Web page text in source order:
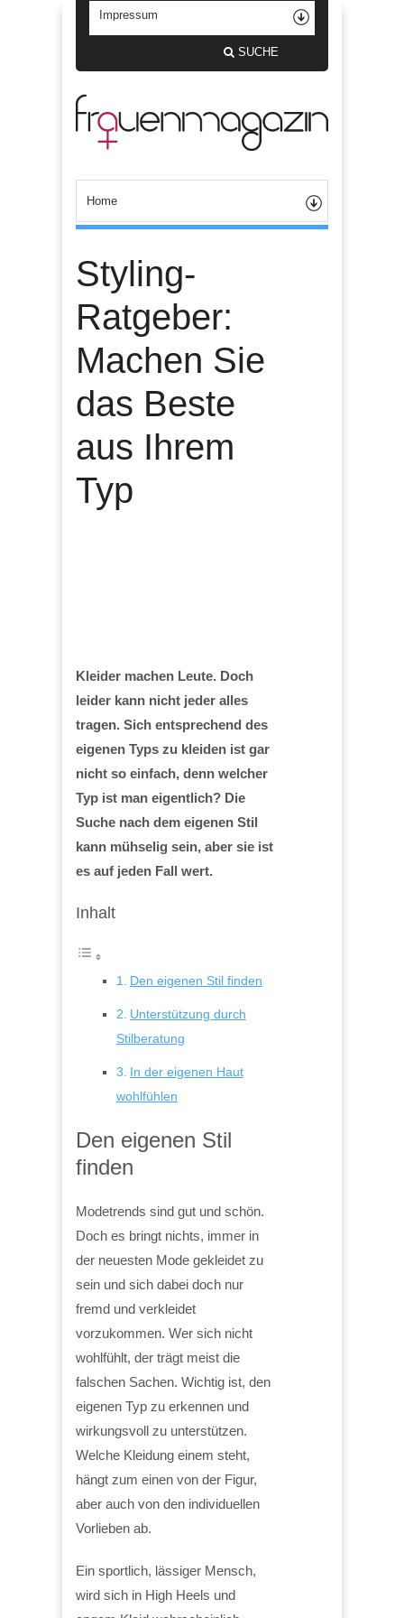
SUCHE
Styling-
Ratgeber:
Machen Sie
das Beste
aus Ihrem
Typ
Kleider machen Leute. Doch
leider kann nicht jeder alles
tragen. Sich entsprechend des
eigenen Typs zu kleiden ist gar
nicht so einfach, denn welcher
Typ ist man eigentlich? Die
Suche nach dem eigenen Stil
kann mühselig sein, aber sie ist
es auf jeden Fall wert.
Inhalt
Den eigenen Stil finden
Unterstützung durch
Stilberatung
In der eigenen Haut
wohlfühlen
Den eigenen Stil
finden
Modetrends sind gut und schön.
Doch es bringt nichts, immer in
der neuesten Mode gekleidet zu
sein und sich dabei doch nur
fremd und verkleidet
vorzukommen. Wer sich nicht
wohlfühlt, der trägt meist die
falschen Sachen. Wichtig ist, den
eigenen Typ zu erkennen und
wirkungsvoll zu unterstützen.
Welche Kleidung einem steht,
hängt zum einen von der Figur,
aber auch von den individuellen
Vorlieben ab.
Ein sportlich, lässiger Mensch,
wird sich in High Heels und